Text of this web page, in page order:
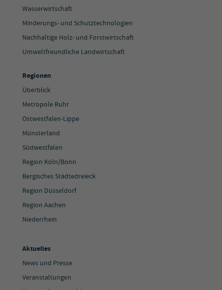
Wasserwirtschaft
Minderungs- und Schutztechnologien
Nachhaltige Holz- und Forstwirtschaft
Umweltfreundliche Landwirtschaft
Regionen
Überblick
Metropole Ruhr
Ostwestfalen-Lippe
Münsterland
Südwestfalen
Region Köln/Bonn
Bergisches Städtedreieck
Region Düsseldorf
Region Aachen
Niederrhein
Aktuelles
News und Presse
Veranstaltungen